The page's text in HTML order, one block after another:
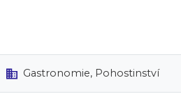
Gastronomie, Pohostinství